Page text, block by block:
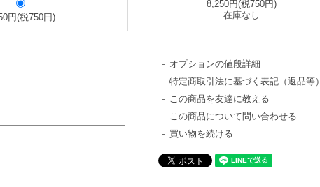
円(税750円)
8,250円(税750円)
在庫なし
オプションの値段詳細
特定商取引法に基づく表記（返品等）
この商品を友達に教える
この商品について問い合わせる
買い物を続ける